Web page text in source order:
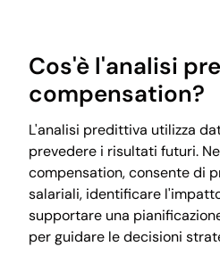
Cos'è l'analisi
compensation?
L'analisi predittiva utilizza
prevedere i risultati futuri.
compensation, consente di
salariali, identificare
supportare una
per guidare le decisioni